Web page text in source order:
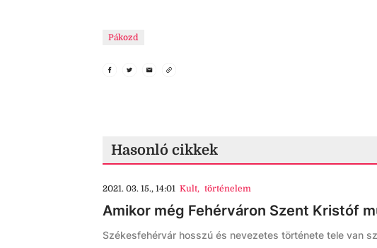
Pákozd
Hasonló cikkek
2021. 03. 15., 14:01 Kult, történelem
Amikor még Fehérváron Szent Kristóf
Székesfehérvár hosszú és nevezetes története tele van